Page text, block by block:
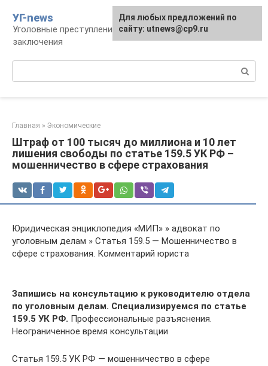
контенту
УГ-news
Уголовные преступления, наказания, места
заключения
Главная » Экономические
Штраф от 100 тысяч до миллиона и 10 лет
лишения свободы по статье 159.5 УК РФ –
мошенничество в сфере страхования
Юридическая энциклопедия «МИП» » адвокат по
уголовным делам » Статья 159.5 — Мошенничество в
сфере страхования. Комментарий юриста
Запишись на консультацию к руководителю отдела
по уголовным делам. Специализируемся по статье
159.5 УК РФ. Профессиональные разъяснения.
Неограниченное время консультации
Статья 159.5 УК РФ — мошенничество в сфере
Для любых предложений по
сайту: utnews@cp9.ru